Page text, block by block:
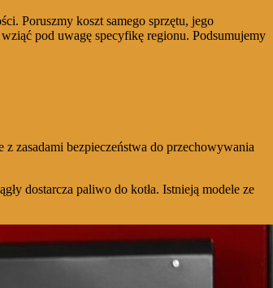
Poruszmy koszt samego sprzętu, jego
pod uwagę specyfikę regionu. Podsumujemy
zasadami bezpieczeństwa do przechowywania
dostarcza paliwo do kotła. Istnieją modele ze